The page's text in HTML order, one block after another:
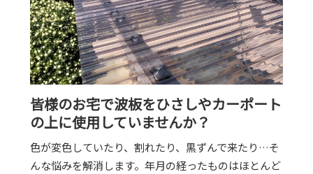
皆様のお宅で波板をひさしやカーポート
の上に使用していませんか？
色が変色していたり、割れたり、黒ずんで来たり…そ
んな悩みを解消します。年月の経ったものはほとんど